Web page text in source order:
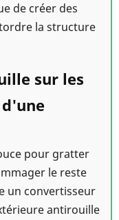
de créer des
la structure
sur les
pour gratter
le reste
un convertisseur
antirouille